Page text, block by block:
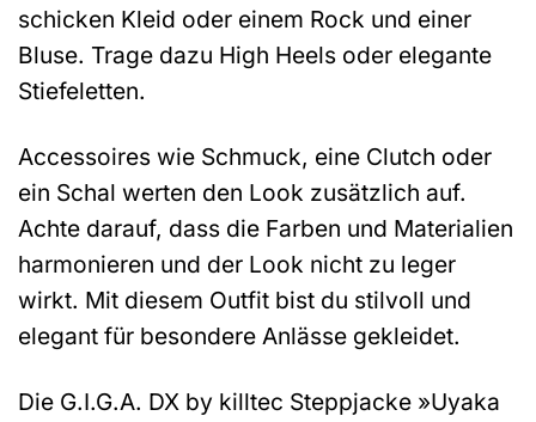
schicken Kleid oder einem Rock und einer
Bluse. Trage dazu High Heels oder elegante
Stiefeletten.
Accessoires wie Schmuck, eine Clutch oder
ein Schal werten den Look zusätzlich auf.
Achte darauf, dass die Farben und Materialien
harmonieren und der Look nicht zu leger
wirkt. Mit diesem Outfit bist du stilvoll und
elegant für besondere Anlässe gekleidet.
Die G.I.G.A. DX by killtec Steppjacke »Uyaka